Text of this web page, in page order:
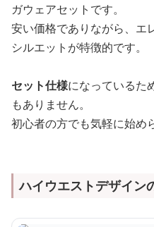
ガウェアセットです。
安い価格でありながら、エ
シルエットが特徴的です。
セット仕様になっているた
もありません。
初心者の方でも気軽に始め
ハイウエストデザイン